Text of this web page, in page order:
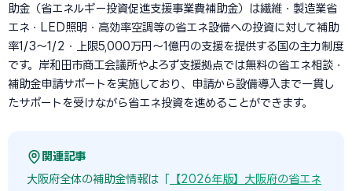
助金（省エネルギー投資促進支援事業費補助金）は繊維・製造業省
エネ・LED照明・高効率空調等の省エネ設備への投資に対して補助
率1/3〜1/2・上限5,000万円〜1億円の支援を提供する国の主力制度
です。岸和田市商工会議所やよろず支援拠点では無料の省エネ相談・
補助金申請サポートを実施しており、申請から設備導入まで一貫し
たサポートを受けながら省エネ投資を進めることができます。
関連記事
大阪府全体の補助金情報は「
【2026年版】大阪府の省エネ